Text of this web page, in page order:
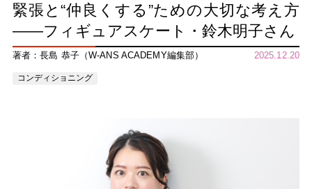
緊張と“仲良くする”ための大切な考え方
――フィギュアスケート・鈴木明子さん
著者：長島 恭子（W-ANS ACADEMY編集部） 2025.12.20
コンディショニング